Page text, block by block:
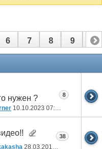
6 7 8 9 10
нужен ?
10.10.2023 07:14
8
28.03.2013 23:14
38